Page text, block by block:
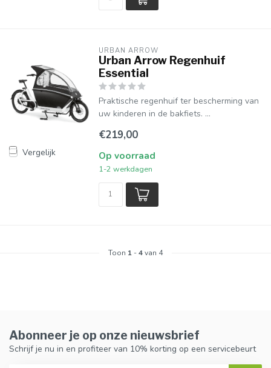
Vergelijk
URBAN ARROW
Urban Arrow Regenhuif
Essential
Praktische regenhuif ter bescherming van
uw kinderen in de bakfiets. ...
€219,00
Op voorraad
1-2 werkdagen
Toon 1 -4van 4
Abonneer je op onze nieuwsbrief
Schrijf je nu in en profiteer van 10% korting op een servicebeurt